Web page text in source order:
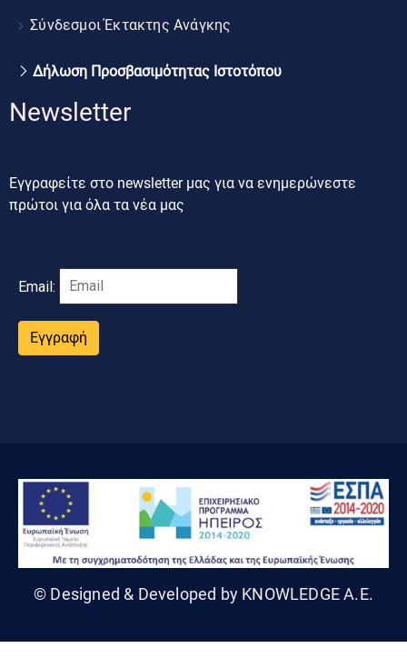
Σύνδεσμοι Έκτακτης Ανάγκης
Δήλωση Προσβασιμότητας Ιστοτόπου
Newsletter
Εγγραφείτε στο newsletter μας για να ενημερώνεστε
πρώτοι για όλα τα νέα μας
Email:
Εγγραφή
© Designed & Developed by KNOWLEDGE A.E.